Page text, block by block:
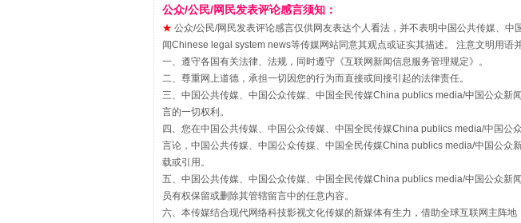
揭批美国五大"原罪" "炒鞋教
公众/公民/网民发表评论感言须知：
★ 公众/公民/网民发表评论感言仅供网友表达个人看法，并不表明中国公共传媒、
闻Chinese legal system news等传媒网站同意其观点或证实其描述。 注意文明用语
一、遵守各国有关法律、法规，同时遵守《互联网新闻信息服务管理规定》。
二、尊重网上道德，承担一切因您的行为而直接或间接引起的法律责任。
三、中国公共传媒、中国公众传媒、中国全民传媒China publics media/中国公众
言的一切权利。
四、您在中国公共传媒、中国公众传媒、中国全民传媒China publics media/中国
言论，中国公共传媒、中国公众传媒、中国全民传媒China publics media/中国公
载或引用。
五、中国公共传媒、中国公众传媒、中国全民传媒China publics media/中国公众
员有权保留或删除其管辖留言中的任意内容。
六、本传媒结合现代网络科技影视文化传媒的新媒体有生力，借助全球互联网主阵